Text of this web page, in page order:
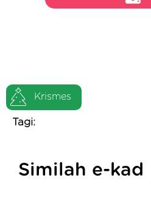
Krismes
Tagi:
Similah e-kad